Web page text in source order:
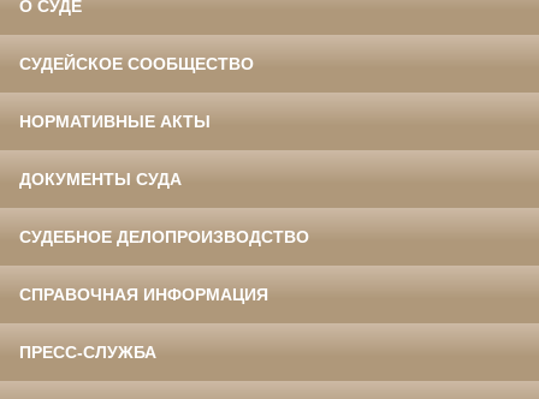
О СУДЕ
СУДЕЙСКОЕ СООБЩЕСТВО
НОРМАТИВНЫЕ АКТЫ
ДОКУМЕНТЫ СУДА
СУДЕБНОЕ ДЕЛОПРОИЗВОДСТВО
СПРАВОЧНАЯ ИНФОРМАЦИЯ
ПРЕСС-СЛУЖБА